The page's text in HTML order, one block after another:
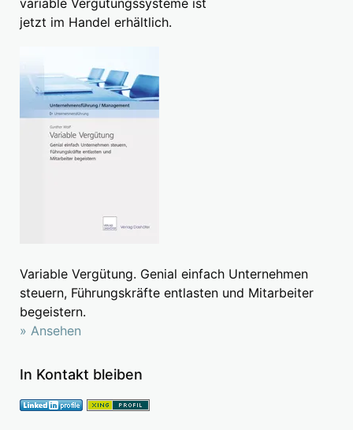
variable Vergütungssysteme ist
jetzt im Handel erhältlich.
Variable Vergütung. Genial einfach Unternehmen
steuern, Führungskräfte entlasten und Mitarbeiter
begeistern.
» Ansehen
In Kontakt bleiben